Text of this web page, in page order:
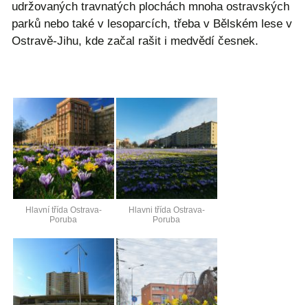
udržovaných travnatých plochách mnoha ostravských
parků nebo také v lesoparcích, třeba v Bělském lese v
Ostravě-Jihu, kde začal rašit i medvědí česnek.
Hlavní třída Ostrava-
Poruba
Hlavni třída Ostrava-
Poruba